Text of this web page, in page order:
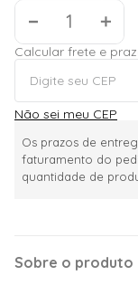
＋
Calcular frete e
Não sei meu CEP
Os prazos de
faturamento do
quantidade de
Sobre o produto